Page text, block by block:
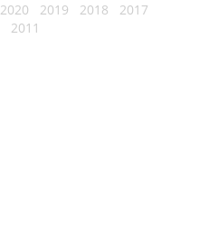
2020 2019 2018
2017
2011